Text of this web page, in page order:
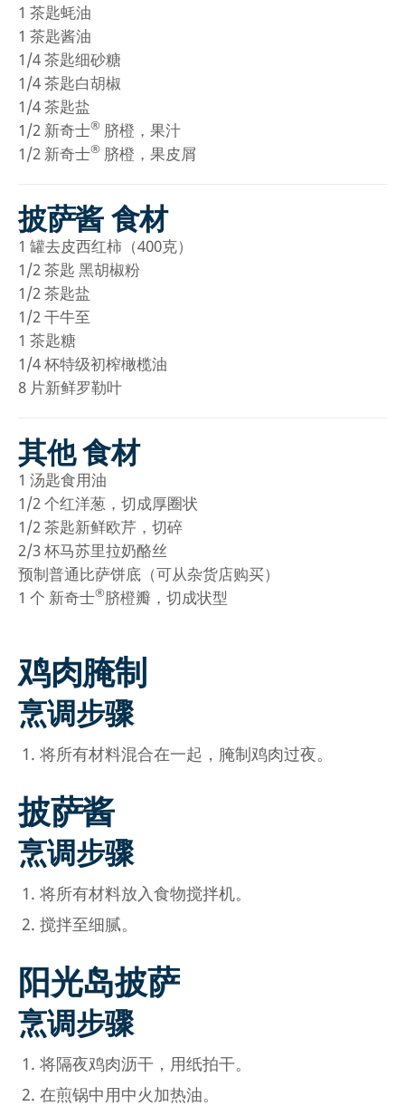
1 茶匙蚝油
1 茶匙酱油
1/4茶匙细砂糖
1/4茶匙白胡椒
1/4茶匙盐
1/2 新奇士® 脐橙，果汁
1/2 新奇士® 脐橙，果皮屑
披萨酱 食材
1 罐去皮西红柿（400克）
1/2 茶匙 黑胡椒粉
1/2 茶匙盐
1/2 干牛至
1 茶匙糖
1/4杯特级初榨橄榄油
8 片新鲜罗勒叶
其他 食材
1 汤匙食用油
1/2 个红洋葱，切成厚圈状
1/2 茶匙新鲜欧芹，切碎
2/3杯马苏里拉奶酪丝
预制普通比萨饼底（可从杂货店购买）
1 个 新奇士®脐橙瓣，切成状型
鸡肉腌制
烹调步骤
将所有材料混合在一起，腌制鸡肉过夜。
披萨酱
烹调步骤
将所有材料放入食物搅拌机。
搅拌至细腻。
阳光岛披萨
烹调步骤
将隔夜鸡肉沥干，用纸拍干。
在煎锅中用中火加热油。